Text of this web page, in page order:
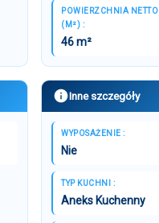
POWIERZCHNIA NETTO
(M²) :
46 m²
Inne szczegóły
WYPOSAŻENIE :
Nie
TYP KUCHNI :
Aneks Kuchenny